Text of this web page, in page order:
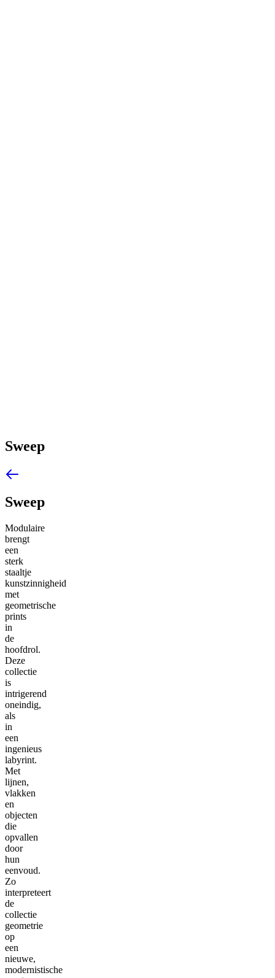
Sweep
Sweep
Modulaire
brengt
een
sterk
staaltje
kunstzinnigheid
met
geometrische
prints
in
de
hoofdrol.
Deze
collectie
is
intrigerend
oneindig,
als
in
een
ingenieus
labyrint.
Met
lijnen,
vlakken
en
objecten
die
opvallen
door
hun
eenvoud.
Zo
interpreteert
de
collectie
geometrie
op
een
nieuwe,
modernistische